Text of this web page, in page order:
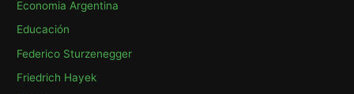
Economia Argentina
Educación
Federico Sturzenegger
Friedrich Hayek